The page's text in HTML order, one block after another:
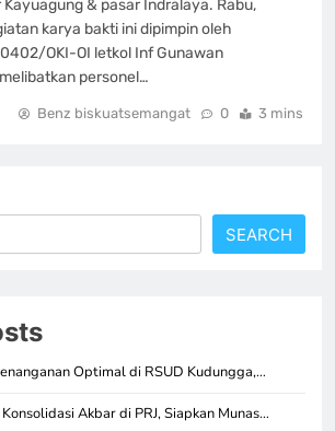
Kayuagung & pasar Indralaya. Rabu,
karya bakti ini dipimpin oleh
OKI-OI letkol Inf Gunawan
personel…
Benz biskuatsemangat 0 3 mins
SEARCH
Optimal di RSUD Kudungga,…
Akbar di PRJ, Siapkan Munas…